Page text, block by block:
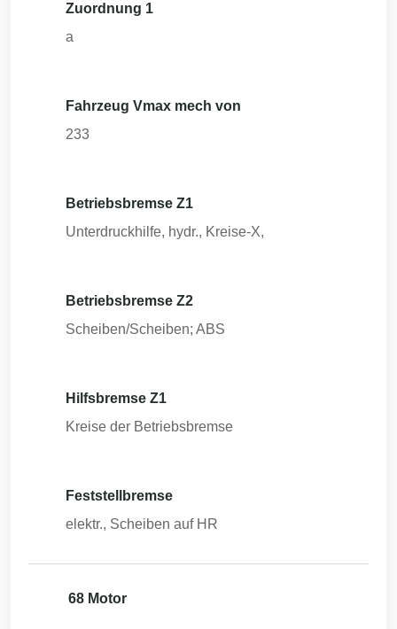
Zuordnung 1
a
Fahrzeug Vmax mech von
233
Betriebsbremse Z1
Unterdruckhilfe, hydr., Kreise-X,
Betriebsbremse Z2
Scheiben/Scheiben; ABS
Hilfsbremse Z1
Kreise der Betriebsbremse
Feststellbremse
elektr., Scheiben auf HR
68 Motor